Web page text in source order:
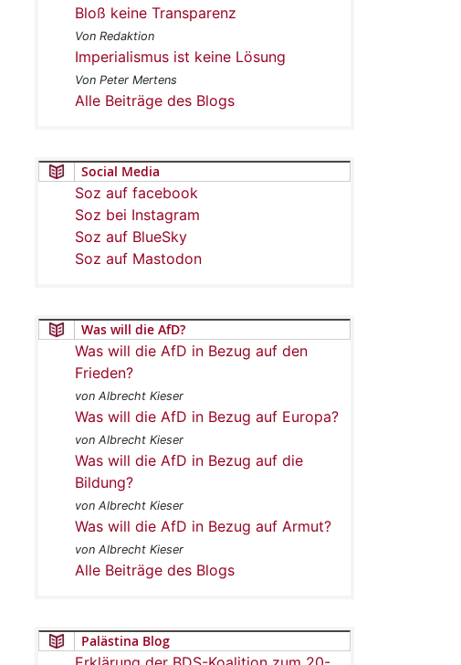
Bloß keine Transparenz
Von Redaktion
Imperialismus ist keine Lösung
Von Peter Mertens
Alle Beiträge des Blogs
Social Media
Soz auf facebook
Soz bei Instagram
Soz auf BlueSky
Soz auf Mastodon
Was will die AfD?
Was will die AfD in Bezug auf den
Frieden?
von Albrecht Kieser
Was will die AfD in Bezug auf Europa?
von Albrecht Kieser
Was will die AfD in Bezug auf die
Bildung?
von Albrecht Kieser
Was will die AfD in Bezug auf Armut?
von Albrecht Kieser
Alle Beiträge des Blogs
Palästina Blog